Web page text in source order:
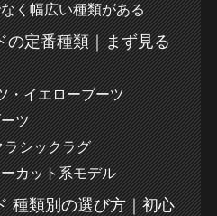
く幅広い種類がある
の定番種類｜まず見る
・イエローブーツ
ツ
ラシックラグ
カット系モデル
種類別の選び方｜初心